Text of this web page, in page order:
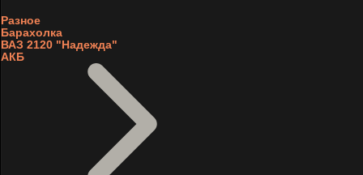
Разное
Барахолка
ВАЗ 2120 "Надежда"
АКБ